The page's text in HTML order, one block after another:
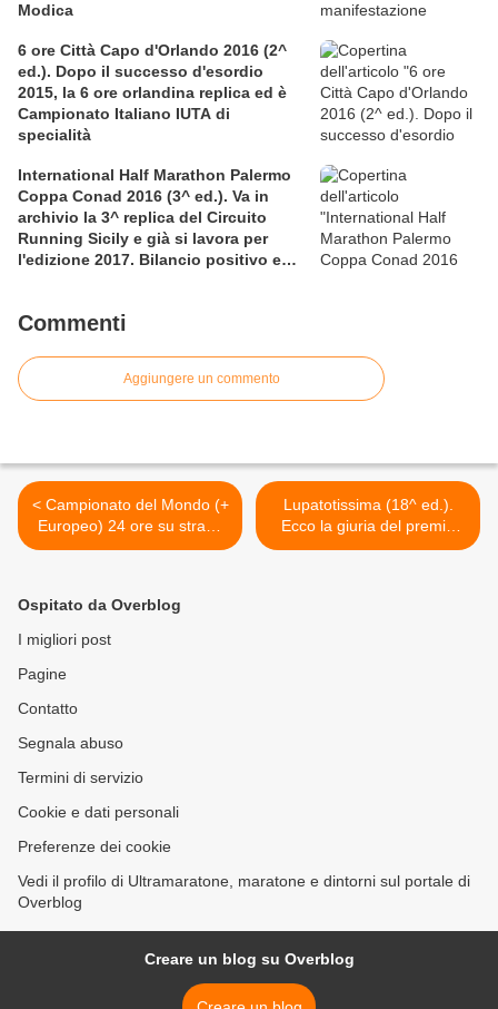
Modica
6 ore Città Capo d'Orlando 2016 (2^
ed.). Dopo il successo d'esordio
2015, la 6 ore orlandina replica ed è
Campionato Italiano IUTA di
specialità
International Half Marathon Palermo
Coppa Conad 2016 (3^ ed.). Va in
archivio la 3^ replica del Circuito
Running Sicily e già si lavora per
l'edizione 2017. Bilancio positivo e
Commenti
Aggiungere un commento
< Campionato del Mondo (+
Europeo) 24 ore su strada
2012. E' imminente la
(Polonia)
Lupatotissima (18^ ed.).
Ecco la giuria del premio
giornalistico "Lupetto d'oro"
Ospitato da Overblog
I migliori post
Pagine
Contatto
Segnala abuso
Termini di servizio
Cookie e dati personali
Preferenze dei cookie
Vedi il profilo di Ultramaratone, maratone e dintorni sul portale di
Overblog
Creare un blog su Overblog